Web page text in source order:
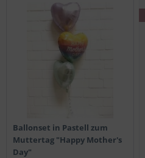
Ballonset in Pastell zum
Muttertag "Happy Mother's
Day"